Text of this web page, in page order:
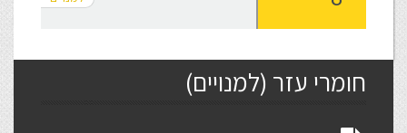
חומרי עזר (למנויים)